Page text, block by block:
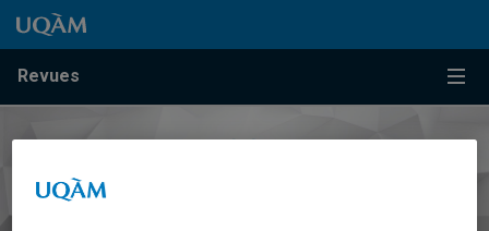
Passer au contenu
Accéder au menu principal
Accéder à la recherche
Passer au contenu
Accéder au menu principal
Revues